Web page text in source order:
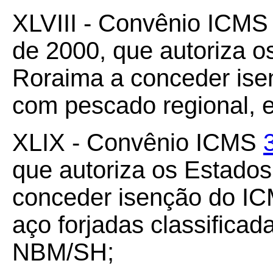
XLVIII - Convênio
de 2000, que autoriza
Roraima a conceder
com pescado regional,
XLIX - Convênio ICMS
que autoriza os
conceder isenção do
aço forjadas
NBM/SH;